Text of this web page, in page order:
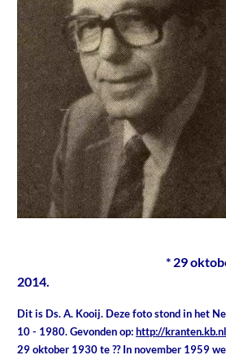
* 29
2014.
Dit is Ds. A. Kooij. Deze foto stond in het
10 - 1980. Gevonden op:http://
29 oktober 1930 te ?? In november 1959